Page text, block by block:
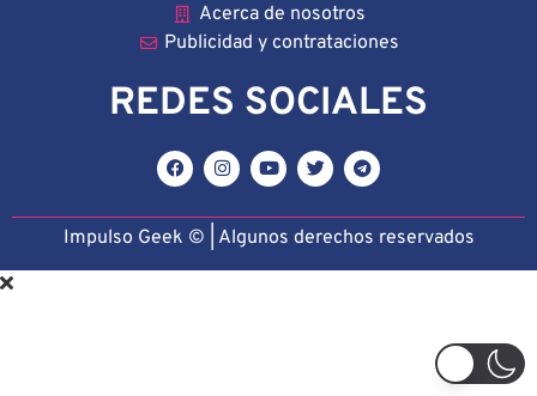
Acerca de nosotros
Publicidad y contrataciones
REDES SOCIALES
Impulso Geek © | Algunos derechos reservados